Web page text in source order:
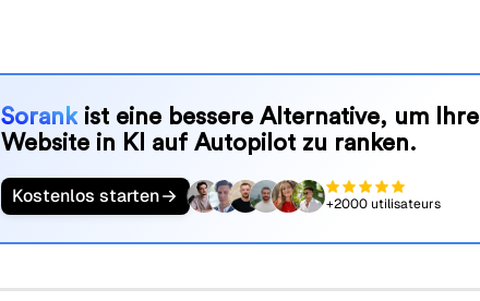
Sorankist eine bessere Alternative, um Ihre
Website in KI auf Autopilot zu ranken.
Kostenlos starten +2000 utilisateurs